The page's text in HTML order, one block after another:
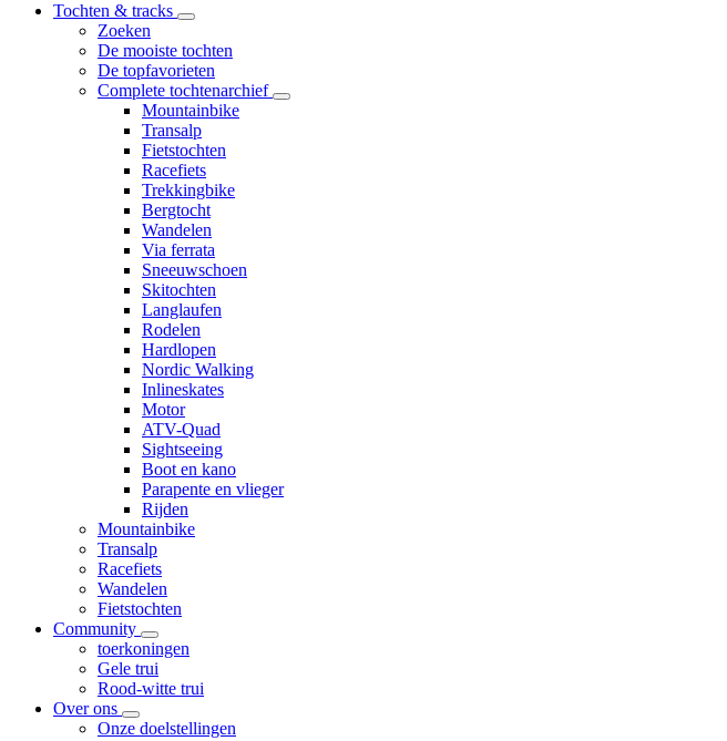
Tochten & tracks
Zoeken
De mooiste tochten
De topfavorieten
Complete tochtenarchief
Mountainbike
Transalp
Fietstochten
Racefiets
Trekkingbike
Bergtocht
Wandelen
Via ferrata
Sneeuwschoen
Skitochten
Langlaufen
Rodelen
Hardlopen
Nordic Walking
Inlineskates
Motor
ATV-Quad
Sightseeing
Boot en kano
Parapente en vlieger
Rijden
Mountainbike
Transalp
Racefiets
Wandelen
Fietstochten
Community
toerkoningen
Gele trui
Rood-witte trui
Over ons
Onze doelstellingen